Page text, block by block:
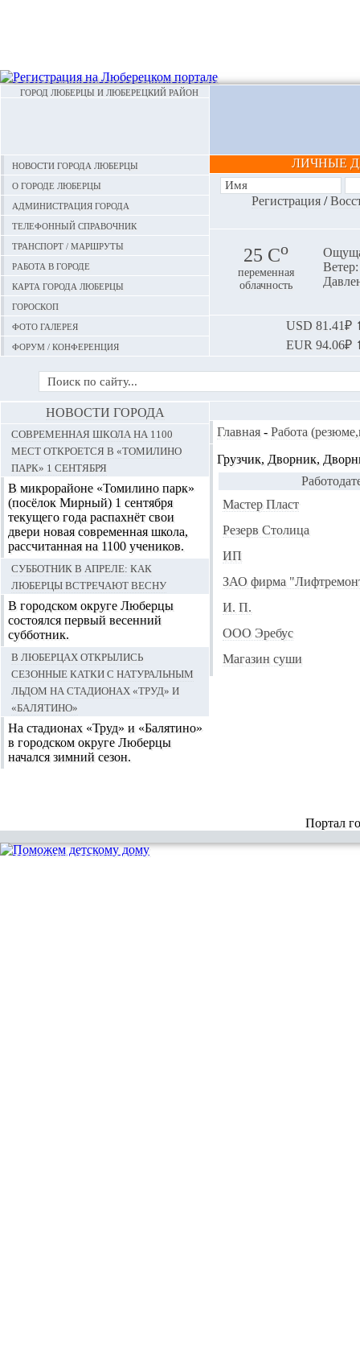
ГОРОД ЛЮБЕРЦЫ И ЛЮБЕРЕЦКИЙ РАЙОН
Новости города Люберцы
О городе Люберцы
Администрация города
Телефонный справочник
Транспорт / маршруты
Работа в городе
Карта города Люберцы
Гороскоп
Фото галерея
Форум / конференция
ЛИЧНЫЕ
Регистрация/
25 Сo
переменная
облачность
USD 81.41₽
EUR 94.06₽
Главная - Работа
Грузчик, Дворник,
Мастер Пласт
Резерв Столица
ИП
ЗАО фирма
И. П.
ООО Эребус
Магазин суши
НОВОСТИ ГОРОДА
Современная школа на 1100
мест откроется в «Томилино
парк» 1 сентября
В микрорайоне «Томилино парк»
(посёлок Мирный) 1 сентября
текущего года распахнёт свои
двери новая современная школа,
рассчитанная на 1100 учеников.
Субботник в апреле: как
Люберцы встречают весну
В городском округе Люберцы
состоялся первый весенний
субботник.
В Люберцах открылись
сезонные катки с натуральным
льдом на стадионах «Труд» и
«Балятино»
На стадионах «Труд» и «Балятино»
в городском округе Люберцы
начался зимний сезон.
Портал